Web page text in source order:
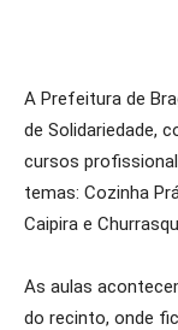
A Prefeitura de
de Solidariedade,
cursos
temas: Cozinha
Caipira e
As aulas
do recinto, onde